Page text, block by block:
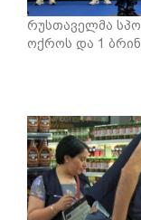
რუსთაველმა
ოქროს და 1